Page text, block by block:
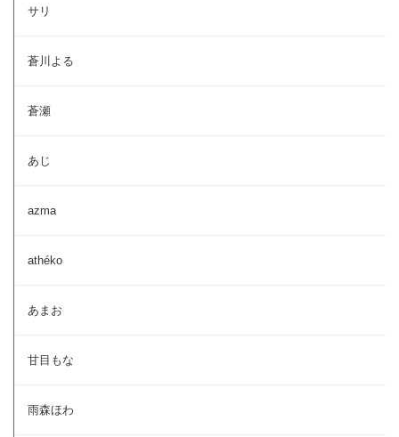
サリ
蒼川よる
蒼瀬
あじ
azma
athéko
あまお
甘目もな
雨森ほわ